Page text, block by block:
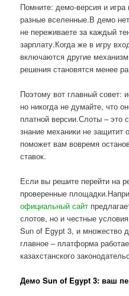
Помните: демо-версия и игра
разные вселенные.В демо
не переживаете за каждый
зарплату.Когда же в игру
включаются другие
решения становятся менее
Поэтому вот главный совет:
но никогда не думайте, что
платной версии.Слоты – это
знание механики не защитит
поможет вам вовремя
ставок.
Если вы решите перейти на
проверенные
официальный сайт
слотов, но и честные
Sun of Egypt 3, и множество
главное – платформа
казахстанского
Демо Sun of Egypt 3: ваш